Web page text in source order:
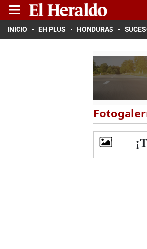
INICIO EH PLUS HONDURAS